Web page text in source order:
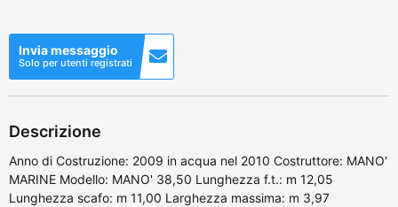
Invia messaggio
Solo per utenti registrati
Descrizione
Anno di Costruzione: 2009 in acqua nel 2010 Costruttore: MANO'
MARINE Modello: MANO' 38,50 Lunghezza f.t.: m 12,05
Lunghezza scafo: m 11,00 Larghezza massima: m 3,97